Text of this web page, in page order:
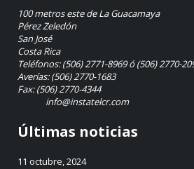
100 metros este de La Guacamaya
Pérez Zeledón
San José
Costa Rica
Teléfonos: (506) 2771-8969 ó (506) 2770-
Averías: (506) 2770-1683
Fax: (506) 2770-4344
info@instatelcr.com
Últimas noticias
11 octubre, 2024